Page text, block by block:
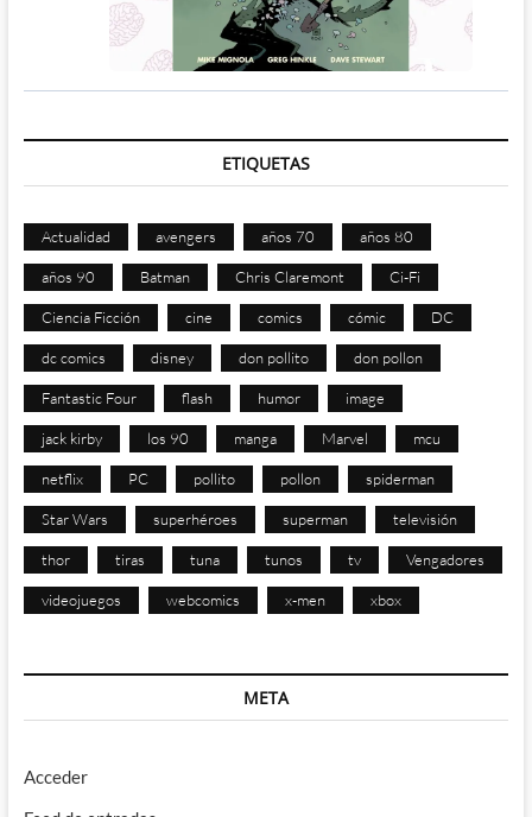
ETIQUETAS
Actualidad avengers años 70 años 80
años 90 Batman Chris Claremont Ci-Fi
Ciencia Ficción cine comics cómic DC
dc comics disney don pollito don pollon
Fantastic Four flash humor image
jack kirby los 90 manga Marvel mcu
netflix PC pollito pollon spiderman
Star Wars superhéroes superman televisión
thor tiras tuna tunos tv Vengadores
videojuegos webcomics x-men xbox
META
Acceder